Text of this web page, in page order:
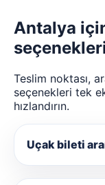
Antalya
Teslim noktası,
seçenekleri tek
hızlandırın.
Uçak bileti